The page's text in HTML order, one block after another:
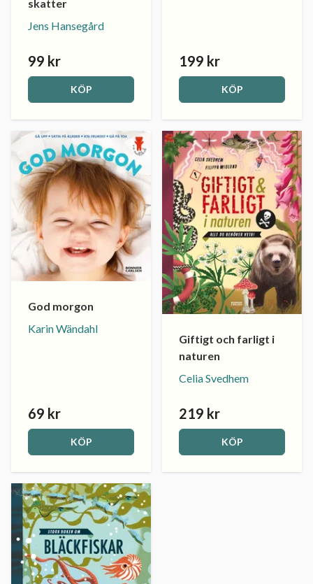
skatter
Jens Hansegård
99 kr
KÖP
199 kr
KÖP
God morgon
Karin Wändahl
69 kr
KÖP
Giftigt och farligt i
naturen
Celia Svedhem
219 kr
KÖP